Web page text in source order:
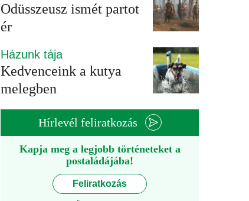
Odüsszeusz ismét partot
ér
Házunk tája
Kedvenceink a kutya
melegben
Hírlevél feliratkozás
Kapja meg a legjobb történeteket a
postaládájába!
Feliratkozás